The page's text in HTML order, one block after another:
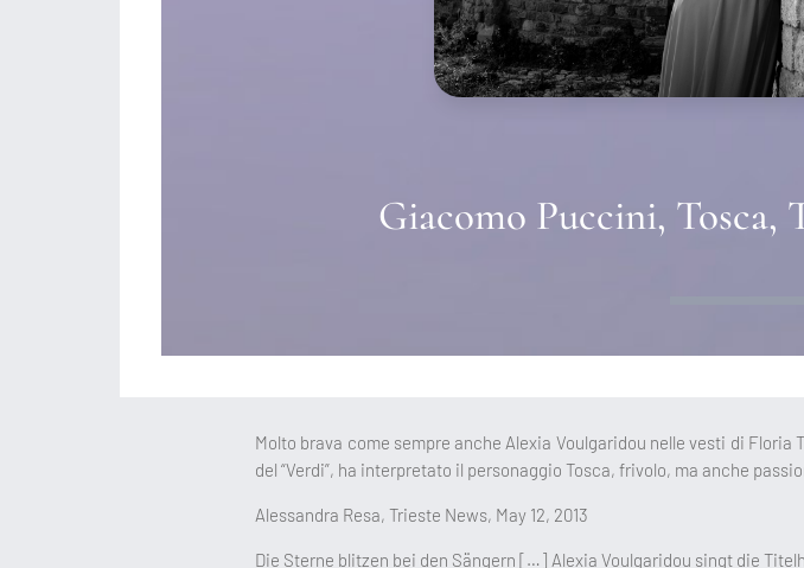
Giacomo Puccini, Tosca,
Molto brava come sempre anche Alexia Voulgaridou nelle vesti di
del “Verdi”, ha interpretato il personaggio Tosca, frivolo, ma anche
Alessandra Resa, Trieste News, May 12, 2013
Die Sterne blitzen bei den Sängern […] Alexia Voulgaridou singt die